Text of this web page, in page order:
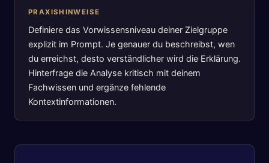
PRAXISHINWEISE
Definiere das Vorwissensniveau deiner Zielgruppe
explizit im Prompt. Je genauer du beschreibst, wen
du erreichst, desto verständlicher wird die Erklärung.
Hinterfrage die Analyse kritisch mit deinem
Fachwissen und ergänze fehlende
Kontextinformationen.